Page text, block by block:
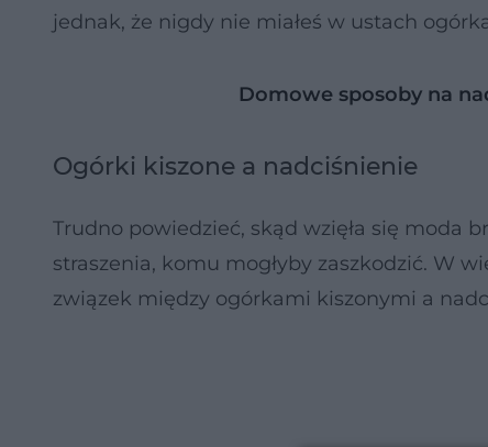
jednak, że nigdy nie miałeś w ustach
Domowe sposoby na
Ogórki kiszone a nadciśnienie
Trudno powiedzieć, skąd wzięła się moda
straszenia, komu mogłyby zaszkodzić. W
związek między ogórkami kiszonymi a